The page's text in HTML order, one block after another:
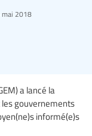
2018
a lancé la
gouvernements
informé(e)s